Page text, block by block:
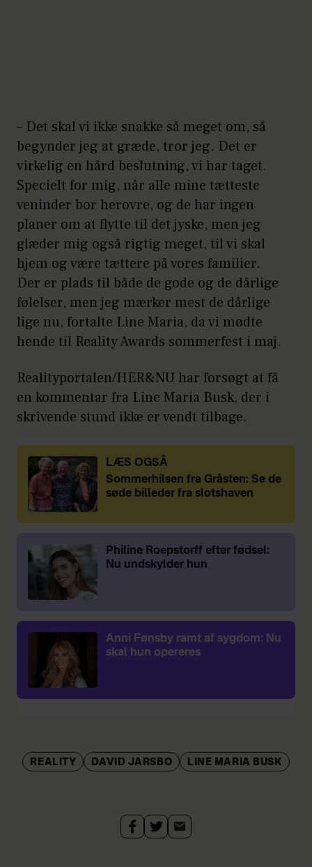
– Det skal vi ikke snakke så meget om, så
begynder jeg at græde, tror jeg. Det er
virkelig en hård beslutning, vi har taget.
Specielt for mig, når alle mine tætteste
veninder bor herovre, og de har ingen
planer om at flytte til det jyske, men jeg
glæder mig også rigtig meget, til vi skal
hjem og være tættere på vores familier.
Der er plads til både de gode og de dårlige
følelser, men jeg mærker mest de dårlige
lige nu, fortalte Line Maria, da vi mødte
hende til Reality Awards sommerfest i maj.
Realityportalen/HER&NU har forsøgt at få
en kommentar fra Line Maria Busk, der i
skrivende stund ikke er vendt tilbage.
LÆS OGSÅ
Sommerhilsen fra Gråsten: Se de
søde billeder fra slotshaven
Philine Roepstorff efter fødsel:
Nu undskylder hun
Anni Fønsby ramt af sygdom: Nu
skal hun opereres
REALITY DAVID JARSBO LINE MARIA BUSK